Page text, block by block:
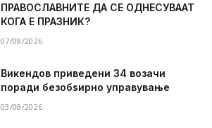
ПРАВОСЛАВНИТЕ ДА СЕ ОДНЕСУВААТ
КОГА Е ПРАЗНИК?
07/08/2026
Викендов приведени 34 возачи
поради безобѕирно управување
03/08/2026